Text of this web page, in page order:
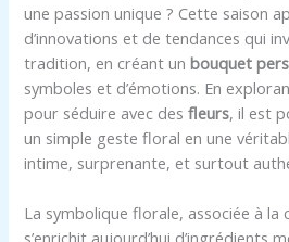
une passion unique ? Cette saison
d’innovations et de tendances qui
tradition, en créant unbouquet
symboles et d’émotions. En
pour séduire avec desfleurs, il est
un simple geste floral en une
intime, surprenante, et surtout
La symbolique florale, associée à